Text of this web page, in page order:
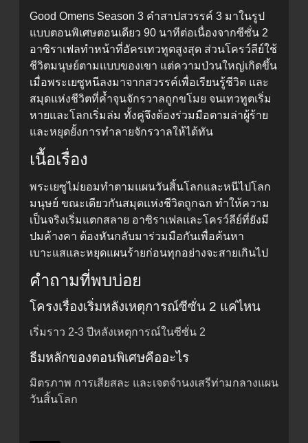
Good Omens Season 3 คำสาปสวรรค์ 3 มาในรูป
แบบตอนพิเศษตอนเดียว 90 นาทีต่อเนื่องจากซีซั่น 2
อาซิราเฟลทำหน้าที่อัครเทวทูตสูงสุด ส่วนโครว์ลีย์ใช้
ชีวิตมนุษย์ตามแบบของเขา แต่ความป่วนใหญ่เกิดขึ้น
เมื่อพระเยซูหนีลงมาจากสวรรค์เพื่อเรียนรู้ชีวิต และ
สมุดแห่งชีวิตที่ค้ำจุนจักรวาลถูกขโมย จนเทวทูตเริ่ม
หายและโลกเริ่มล่ม ทั้งคู่จึงต้องร่วมมือตามล่าผู้ร้าย
และหยุดยั้งการทำลายจักรวาลให้ได้ทัน
เนื้อเรื่อง
พระเยซูไม่ยอมทำตามแผนวันสิ้นโลกและหนีไปโลก
มนุษย์ ขณะเดียวกันสมุดแห่งชีวิตถูกฉก ทำให้ความ
เป็นจริงเริ่มแตกสลาย อาซิราเฟลและโครว์ลีย์ที่ยังมี
ปมค้างคา ต้องหันกลับมาร่วมมือกันเพื่อค้นหา
เบาะแสและหยุดแผนร้ายก่อนทุกอย่างจะสายเกินไป
คำถามที่พบบ่อย
โครงเรื่องเริ่มหลังเหตุการณ์ซีซั่น 2 แค่ไหน
เริ่มราว 2-3 ปีหลังเหตุการณ์ในซีซั่น 2
ธีมหลักของตอนพิเศษคืออะไร
มิตรภาพ การเสียสละ และเจตจำนงเสรีท่ามกลางแผน
วันสิ้นโลก